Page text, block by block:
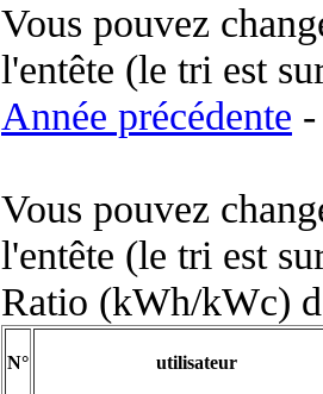
Vous pouvez
l'entête (le tri est
Année précédente
Vous pouvez
l'entête (le tri est
Ratio (kWh/kWc)
N° utilisateur